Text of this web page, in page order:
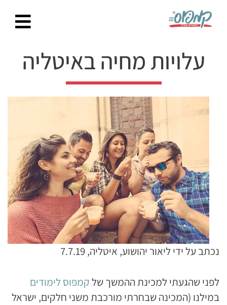
content
עלויות מחיה באיטליה
נכתב על ידי ליאור יהושוע, איטליה, 7.7.19
לפני שהגעתי למכינת ההמשך שלקמפוס לימודים
במילנו (המכינה שבחרתי מורכבת משני חלקים, ישראל